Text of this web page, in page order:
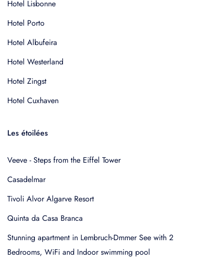
Hotel Lisbonne
Hotel Porto
Hotel Albufeira
Hotel Westerland
Hotel Zingst
Hotel Cuxhaven
Les étoilées
Veeve - Steps from the Eiffel Tower
Casadelmar
Tivoli Alvor Algarve Resort
Quinta da Casa Branca
Stunning apartment in Lembruch-Dmmer See with 2
Bedrooms, WiFi and Indoor swimming pool